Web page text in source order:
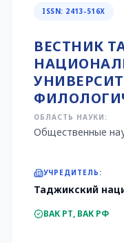
ISSN: 2413-516Х
ВЕСТНИК
ОБЛАСТЬ НАУКИ:
Общественные
УЧРЕДИТЕЛЬ:
Таджикский
ВАК РТ, ВАК РФ